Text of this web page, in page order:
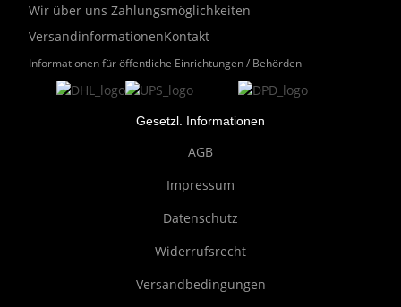
Wir über uns Zahlungsmöglichkeiten
VersandinformationenKontakt
Informationen für öffentliche Einrichtungen / Behörden
Gesetzl. Informationen
AGB
Impressum
Datenschutz
Widerrufsrecht
Versandbedingungen